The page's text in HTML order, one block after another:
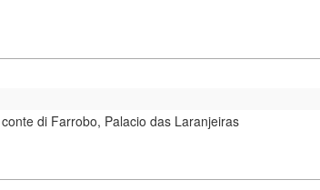
di Farrobo, Palacio das Laranjeiras